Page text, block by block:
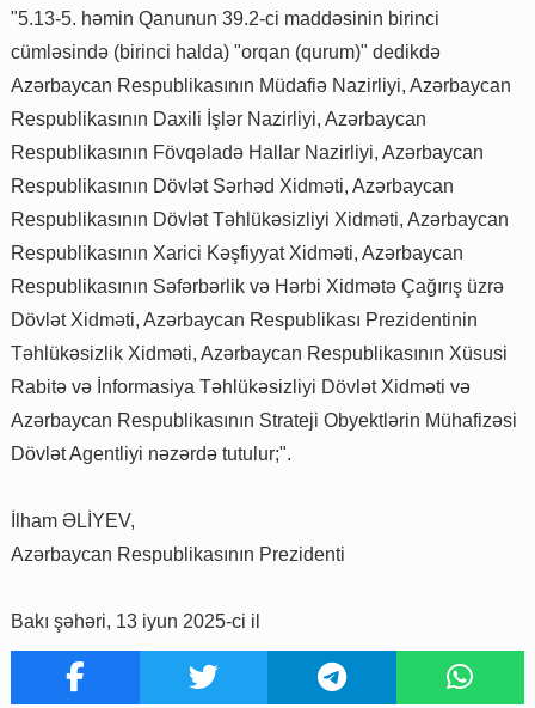
"5.13-5. həmin Qanunun 39.2-ci maddəsinin birinci
cümləsində (birinci halda) "orqan (qurum)" dedikdə
Azərbaycan Respublikasının Müdafiə Nazirliyi, Azərbaycan
Respublikasının Daxili İşlər Nazirliyi, Azərbaycan
Respublikasının Fövqəladə Hallar Nazirliyi, Azərbaycan
Respublikasının Dövlət Sərhəd Xidməti, Azərbaycan
Respublikasının Dövlət Təhlükəsizliyi Xidməti, Azərbaycan
Respublikasının Xarici Kəşfiyyat Xidməti, Azərbaycan
Respublikasının Səfərbərlik və Hərbi Xidmətə Çağırış üzrə
Dövlət Xidməti, Azərbaycan Respublikası Prezidentinin
Təhlükəsizlik Xidməti, Azərbaycan Respublikasının Xüsusi
Rabitə və İnformasiya Təhlükəsizliyi Dövlət Xidməti və
Azərbaycan Respublikasının Strateji Obyektlərin Mühafizəsi
Dövlət Agentliyi nəzərdə tutulur;".
İlham ƏLİYEV,
Azərbaycan Respublikasının Prezidenti
Bakı şəhəri, 13 iyun 2025-ci il